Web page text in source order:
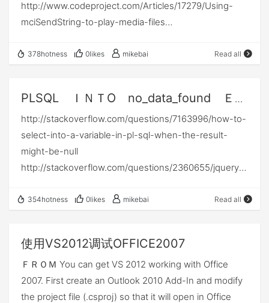
位数，空出的位置补0。 左移相当于乘. 左移一位相当于
乘2;左移两位相当于乘4;左移三位相当于乘8。 x<<1=
即相反： 右移 (>>) 将第一个操作数向右移动第二个操
当于除以8。 x>>1= x/2 x>>2= x/4 x>>3= x/8
x>>4=x/16 如 int i = 7; int j = 2; Console.WriteLine(i
>> j); //输出结果为1 当声明重载C#移位运算符时，第
一个操作数的类型必须总是包含运算符声明的类或结构，
并且第二个操作数的类型必须总是 int,如： class
{ ShiftClass shift1 = new ShiftClass(5,…
http://www.codeproject.com/Articles/17279/Using-
mciSendString-to-play-media-files
CN/Pages/Product.aspx?category=2d-barcode-
Rev J 8/14
http://www.idautomation.com/kb/scan_function_keys.
html http://www.chongshang.com.cn/news/view.asp?
id=467
http://stackoverflow.com/questions/587840/how-to-
sharp/589326#589326
378hotness 0likes mikebai Read all
PLSQL ＩＮＴO no_data_found ＥＸ
ＣＥＰＴＩＯＮ
http://stackoverflow.com/questions/7163996/how-to-
select-into-a-variable-in-pl-sql-when-the-result-
might-be-null
http://stackoverflow.com/questions/2360655/jquery-
bound-any-way-around-t
354hotness 0likes mikebai Read all
使用VS2012调试OFFICE2007
ＦＲＯＭ You can get VS 2012 working with Office
2007. First create an Outlook 2010 Add-In and modify
the project file (.csproj) so that it will open in Office